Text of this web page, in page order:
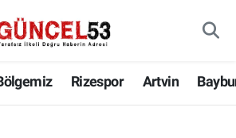
Rizespor Artvin